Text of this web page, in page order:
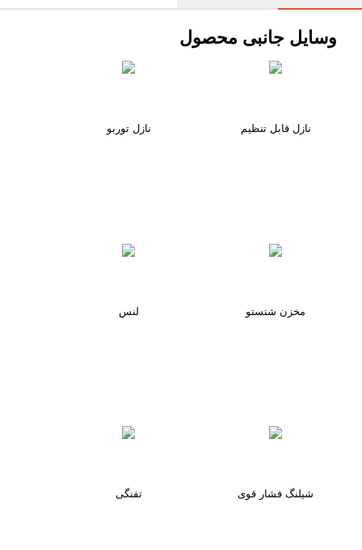
وسایل جانبی محصول
نازل قابل تنظیم نازل توربو
مخزن شتستو لنس
شیلنگ فشار قوی تفنگی